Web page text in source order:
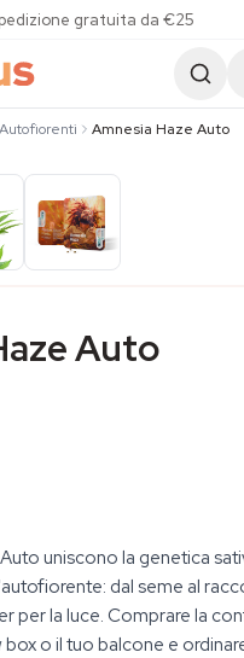
gratuita da €25
Autofiorenti Amnesia Haze Auto
Auto
uniscono la genetica
dal seme al
per la luce. Comprare la
o il tuo balcone e